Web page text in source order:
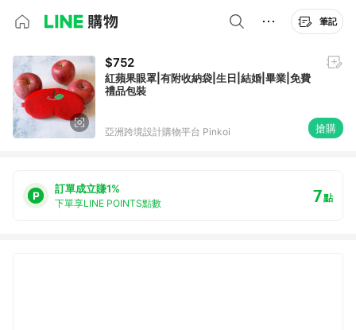
筆記
$752
紅蘋果眼罩|有附收納袋|生日|結婚|畢業|免費
禮品包裝
亞洲跨境設計購物平台 Pinkoi 搶購
訂單成立賺1%
下單享LINE POINTS點數 7點